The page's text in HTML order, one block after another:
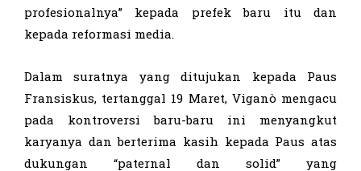
profesionalnya” kepada prefek baru itu dan
kepada reformasi media.
Dalam suratnya yang ditujukan kepada Paus
Fransiskus, tertanggal 19 Maret, Viganò mengacu
pada kontroversi baru-baru ini menyangkut
karyanya dan berterima kasih kepada Paus atas
dukungan “paternal dan solid” yang